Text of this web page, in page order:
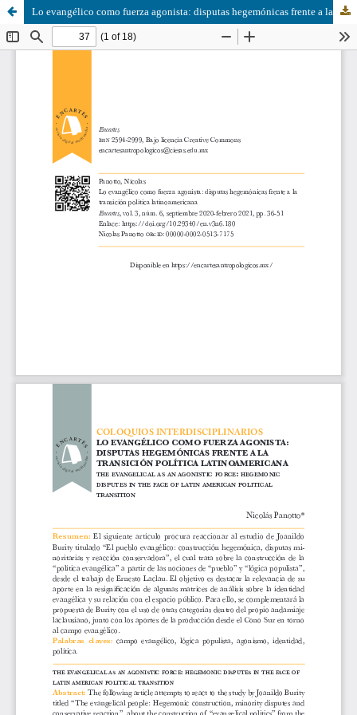
Lo evangélico como fuerza agonista: disputas hegemónicas frente a la transición política latinoamericana